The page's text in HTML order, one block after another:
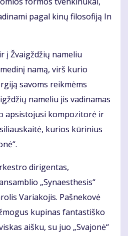
pagal kinų filosofiją In
į Žvaigždžių nameliu
namą, virš kurio
savoms reikmėms
nameliu jis vadinamas
apsistojusi kompozitorė ir
kurios kūrinius
dirigentas,
„Synaesthesis“
Variakojis. Pašnekovė
kupinas fantastiško
aišku, su juo „Svajonė“